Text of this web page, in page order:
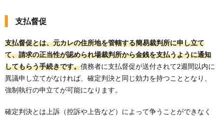
支払督促
支払督促とは、元カレの住所地を管轄する簡易裁判所に申し立て
て、請求の正当性が認められ場裁判所から金銭を支払うように通知
してもらう手続きです。債務者に支払督促が送付されて2週間以内に
異議申し立てがなければ、確定判決と同じ効力を持つこととなり、
強制執行の申立てが可能になります。
確定判決とは上訴（控訴や上告など）によって争うことができなく